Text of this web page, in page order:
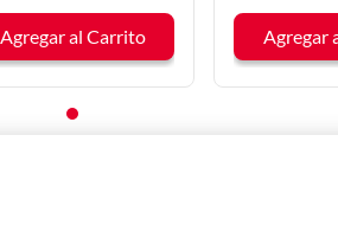
Agregar al Carrito Agregar